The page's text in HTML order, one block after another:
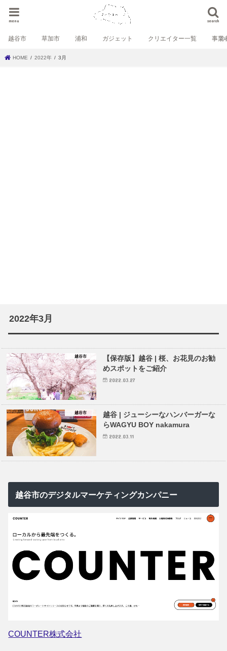
search
menu
越谷市 草加市 浦和 ガジェット クリエイター一覧 事業
HOME 2022年 3月
2022年3月
越谷市
【保存版】越谷 | 桜、お花見のお勧
めスポットをご紹介
2022.03.27
越谷市
越谷 | ジューシーなハンバーガーな
らWAGYU BOY nakamura
2022.03.11
越谷市のデジタルマーケティングカンパニー
COUNTER株式会社